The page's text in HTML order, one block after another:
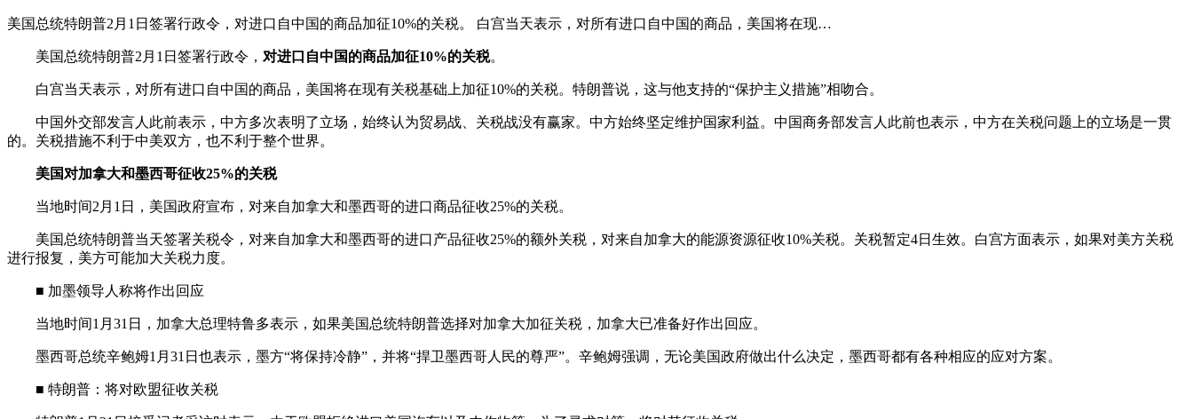
美国总统特朗普2月1日签署行政令，对进口自中国的商品加征10%的关税。 白宫当天表示，对所有进口自中国的商品，美国将在现…
美国总统特朗普2月1日签署行政令， 对进口自中国的商品加征10%的关税。
白宫当天表示，对所有进口自中国的商品，美国将在现有关税基础上加征10%的关税。特朗普说，这与他支持的“保护主义措施”相吻合。
中国外交部发言人此前表示，中方多次表明了立场，始终认为贸易战、关税战没有赢家。中方始终坚定维护国家利益。中国商务部发言人此前也表示，中方在关税问题上的立场是一贯
的。关税措施不利于中美双方，也不利于整个世界。
美国对加拿大和墨西哥征收25%的关税
当地时间2月1日，美国政府宣布，对来自加拿大和墨西哥的进口商品征收25%的关税。
美国总统特朗普当天签署关税令，对来自加拿大和墨西哥的进口产品征收25%的额外关税，对来自加拿大的能源资源征收10%关税。关税暂定4日生效。白宫方面表示，如果对美方关税
进行报复，美方可能加大关税力度。
■ 加墨领导人称将作出回应
当地时间1月31日，加拿大总理特鲁多表示，如果美国总统特朗普选择对加拿大加征关税，加拿大已准备好作出回应。
墨西哥总统辛鲍姆1月31日也表示，墨方“将保持冷静”，并将“捍卫墨西哥人民的尊严”。辛鲍姆强调，无论美国政府做出什么决定，墨西哥都有各种相应的应对方案。
■ 特朗普：将对欧盟征收关税